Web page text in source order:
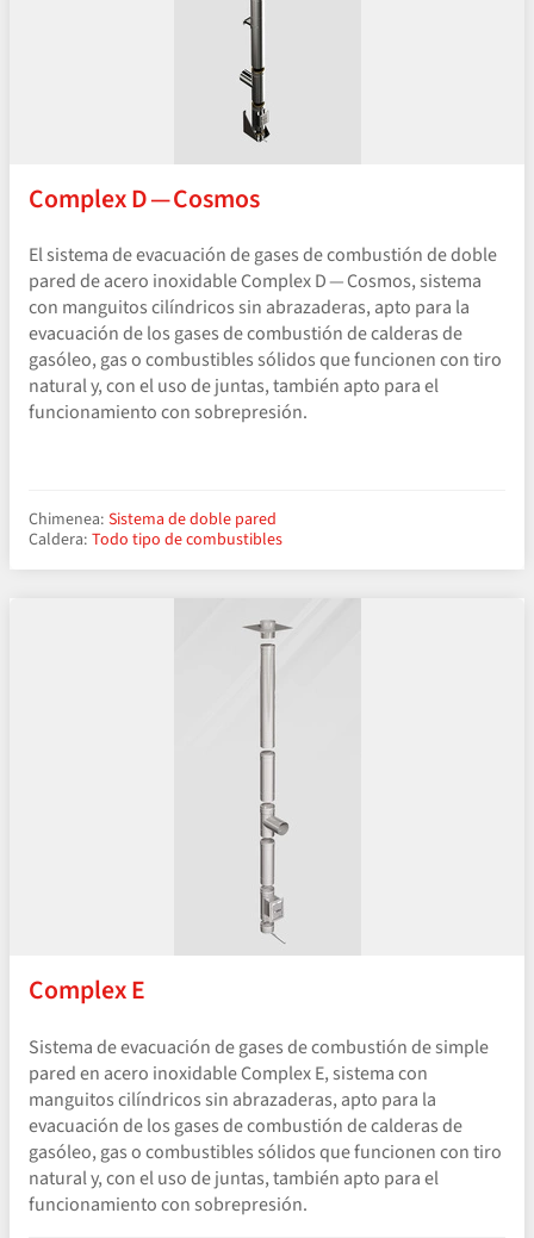
Complex D — Cosmos
El sistema de evacuación de gases de combustión de doble
pared de acero inoxidable Complex D — Cosmos, sistema
con manguitos cilíndricos sin abrazaderas, apto para la
evacuación de los gases de combustión de calderas de
gasóleo, gas o combustibles sólidos que funcionen con tiro
natural y, con el uso de juntas, también apto para el
funcionamiento con sobrepresión.
Chimenea: Sistema de doble pared
Caldera: Todo tipo de combustibles
Complex E
Sistema de evacuación de gases de combustión de simple
pared en acero inoxidable Complex E, sistema con
manguitos cilíndricos sin abrazaderas, apto para la
evacuación de los gases de combustión de calderas de
gasóleo, gas o combustibles sólidos que funcionen con tiro
natural y, con el uso de juntas, también apto para el
funcionamiento con sobrepresión.